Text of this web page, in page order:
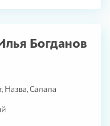
Богданов
Назва, Салала